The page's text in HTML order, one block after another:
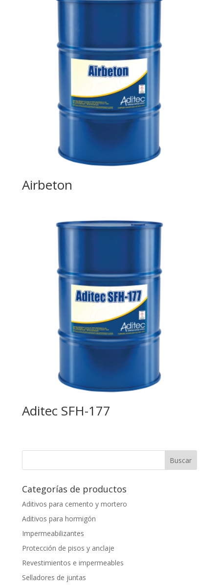
Airbeton
Aditec SFH-177
Categorías de productos
Aditivos para cemento y mortero
Aditivos para hormigón
Impermeabilizantes
Protección de pisos y anclaje
Revestimientos e impermeables
Selladores de juntas